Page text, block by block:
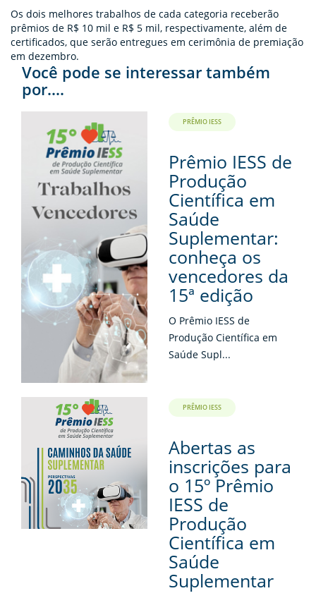
Os dois melhores trabalhos de cada categoria receberão
prêmios de R$ 10 mil e R$ 5 mil, respectivamente, além de
certificados, que serão entregues em cerimônia de premiação
em dezembro.
Você pode se interessar também
por....
PRÊMIO IESS
Prêmio IESS de
Produção
Científica em
Saúde
Suplementar:
conheça os
vencedores da
15ª edição
O Prêmio IESS de
Produção Científica em
Saúde Supl...
PRÊMIO IESS
Abertas as
inscrições para
o 15º Prêmio
IESS de
Produção
Científica em
Saúde
Suplementar